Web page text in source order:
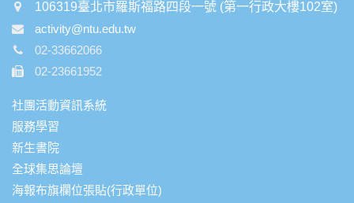
106319臺北市羅斯福路四段一號 (第一行政大樓102室)
activity@ntu.edu.tw
02-33662066
02-23661952
社團活動資訊系統
服務學習
新生書院
全球集思論壇
海報布旗欄位張貼(行政單位)